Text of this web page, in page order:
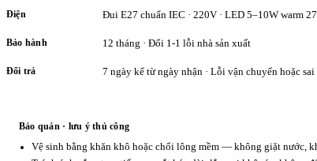
Điện Đui E27 chuẩn IEC · 220V · LED 5–10W warm
Bảo hành 12 tháng · Đổi 1-1 lỗi nhà sản xuất
Đổi trả 7 ngày kể từ ngày nhận · Lỗi vận chuyển hoặc sai
Bảo quản · lưu ý thủ công
Vệ sinh bằng khăn khô hoặc chổi lông mềm — không giặt nước,